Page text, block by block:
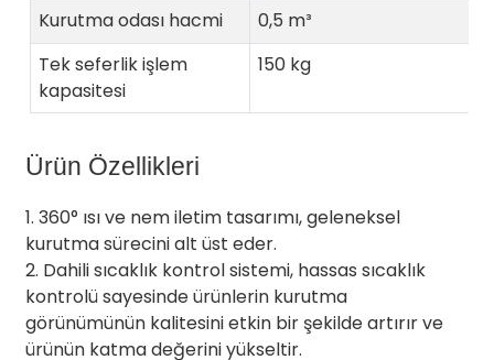
Kurutma odası hacmi
0,5 m³
Tek seferlik işlem
kapasitesi
150 kg
Ürün Özellikleri
1. 360° ısı ve nem iletim tasarımı, geleneksel
kurutma sürecini alt üst eder.
2. Dahili sıcaklık kontrol sistemi, hassas sıcaklık
kontrolü sayesinde ürünlerin kurutma
görünümünün kalitesini etkin bir şekilde artırır ve
ürünün katma değerini yükseltir.